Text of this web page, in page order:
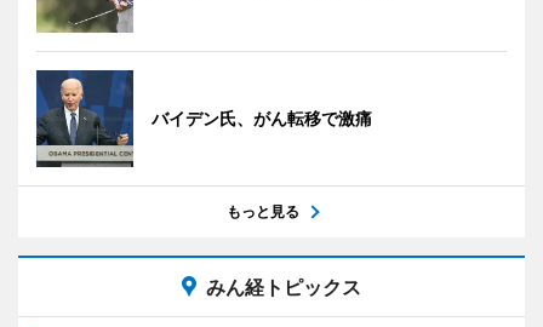
バイデン氏、がん転移で激痛
もっと見る
みん経トピックス